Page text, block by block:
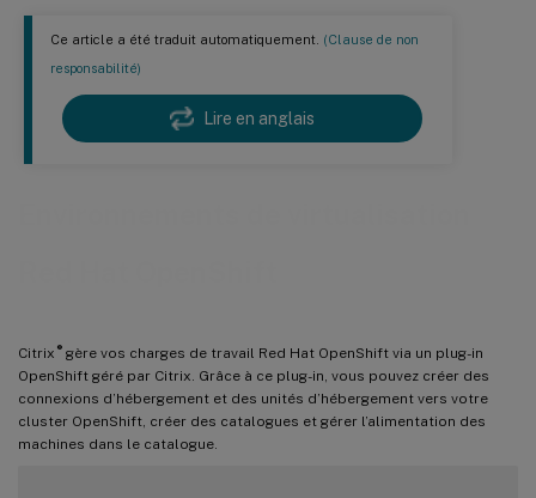
Ce article a été traduit automatiquement. (Clause de non
responsabilité)
Lire en anglais
Citrix ®gère vos charges de travail Red Hat OpenShift via un plug-in
OpenShift géré par Citrix. Grâce à ce plug-in, vous pouvez créer des
connexions d’hébergement et des unités d’hébergement vers votre
cluster OpenShift, créer des catalogues et gérer l’alimentation des
machines dans le catalogue.